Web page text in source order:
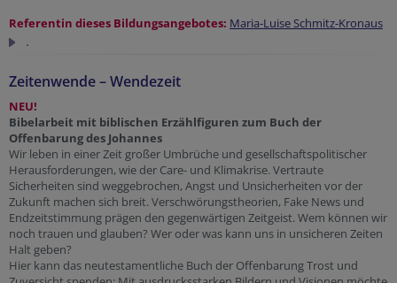
Referentin dieses Bildungsangebotes: Maria-Luise Schmitz-Kronaus
.
Zeitenwende – Wendezeit
NEU!
Bibelarbeit mit biblischen Erzählfiguren zum Buch der
Offenbarung des Johannes
Wir leben in einer Zeit großer Umbrüche und gesellschaftspolitischer
Herausforderungen, wie der Care- und Klimakrise. Vertraute
Sicherheiten sind weggebrochen, Angst und Unsicherheiten vor der
Zukunft machen sich breit. Verschwörungstheorien, Fake News und
Endzeitstimmung prägen den gegenwärtigen Zeitgeist. Wem können wir
noch trauen und glauben? Wer oder was kann uns in unsicheren Zeiten
Halt geben?
Hier kann das neutestamentliche Buch der Offenbarung Trost und